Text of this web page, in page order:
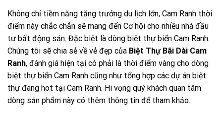
Không chỉ tiềm năng tăng trưởng du lịch lớn, Cam Ranh thời
điểm này chắc chắn sẽ mang đến Cơ hội cho nhiều nhà đầu
tư bất động sản. Đặc biệt là dòng biệt thự biển Cam Ranh.
Chúng tôi sẽ chia sẻ về vẻ đẹp của Biệt Thự Bãi Dài Cam
Ranh, đánh giá hiện tại có phải là thời điểm vàng cho dòng
biệt thự biển Cam Ranh cũng như tổng hợp các dự án biệt
thự đang hot tại Cam Ranh. Hi vọng quý khách quan tâm
dòng sản phẩm này có thêm thông tin để tham khảo.